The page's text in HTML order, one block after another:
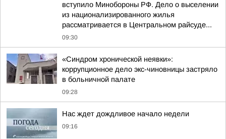
вступило Минобороны РФ. Дело о выселении
из национализированного жилья
рассматривается в Центральном райсуде...
09:30
«Синдром хронической неявки»:
коррупционное дело экс-чиновницы застряло
в больничной палате
09:28
Нас ждет дождливое начало недели
09:16